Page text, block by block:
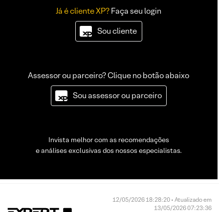
Já é cliente XP?Faça seu login
Sou cliente
Assessor ou parceiro? Clique no botão abaixo
Sou assessor ou parceiro
Invista melhor com as recomendações
e análises exclusivas dos nossos especialistas.
12/05/2026 18:28:20 • Atualizado em
13/05/2026 07:23:36